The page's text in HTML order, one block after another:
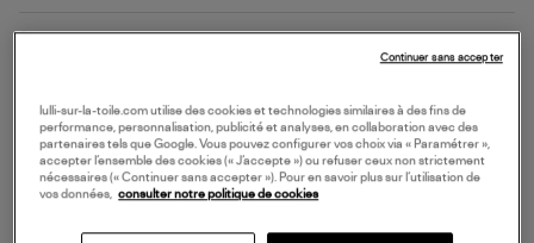
NOS SERVICES
SERVICE CLIENT
lulli-sur-la-toile.com utilise des cookies et technologies similaires à des fins de
performance, personnalisation, publicité et analyses, en collaboration avec des
partenaires tels que Google. Vous pouvez configurer vos choix via « Paramétrer »,
accepter l’ensemble des cookies (« J’accepte ») ou refuser ceux non strictement
nécessaires (« Continuer sans accepter »). Pour en savoir plus sur l’utilisation de
vos données,
consulter notre politique de cookies
Continuer sans accepter